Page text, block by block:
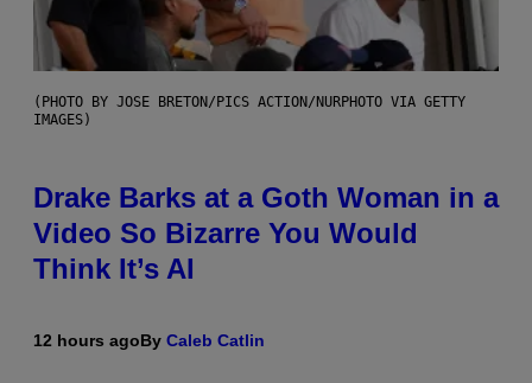
(PHOTO BY JOSE BRETON/PICS ACTION/NURPHOTO VIA GETTY
IMAGES)
Drake Barks at a Goth Woman in a
Video So Bizarre You Would
Think It’s AI
12 hours agoBy Caleb Catlin